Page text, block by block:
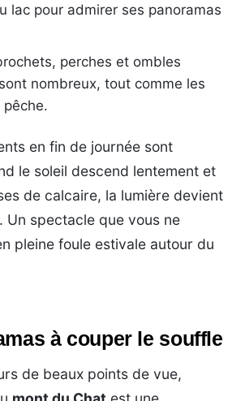
lac pour admirer ses panoramas
perches et ombles
nombreux, tout comme les
en fin de journée sont
le soleil descend lentement et
de calcaire, la lumière devient
Un spectacle que vous ne
pleine foule estivale autour du
à couper le souffle
de beaux points de vue,